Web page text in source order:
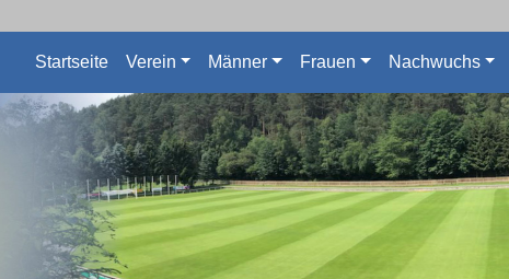
Startseite Verein Männer Frauen Nachwuchs